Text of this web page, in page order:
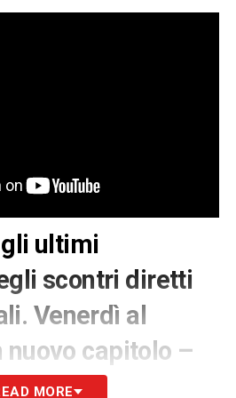
ultimi
scontri diretti
Venerdì al
nuovo capitolo –
MORE